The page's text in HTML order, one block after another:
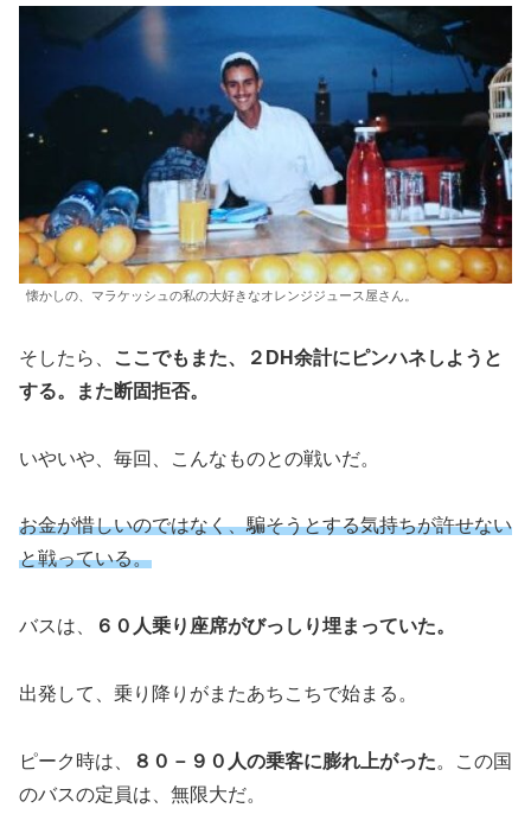
懐かしの、マラケッシュの私の大好きなオレンジジュース屋さん。
そしたら、
ここでもまた、２DH余計にピンハネしようと
する。また断固拒否。
いやいや、毎回、こんなものとの戦いだ。
お金が惜しいのではなく、騙そうとする気持ちが許せない
と戦っている。
バスは、 ６０人乗り座席がびっしり埋まっていた。
出発して、乗り降りがまたあちこちで始まる。
ピーク時は、 ８０－９０人の乗客に膨れ上がった。この国
のバスの定員は、無限大だ。